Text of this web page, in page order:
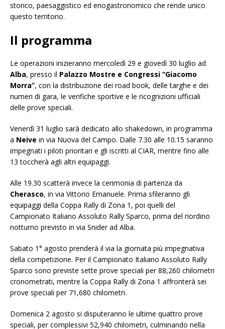
storico, paesaggistico ed enogastronomico che rende unico
questo territorio.
Il programma
Le operazioni inizieranno mercoledì 29 e giovedì 30 luglio ad
Alba, presso il Palazzo Mostre e Congressi “Giacomo
Morra”, con la distribuzione dei road book, delle targhe e dei
numeri di gara, le verifiche sportive e le ricognizioni ufficiali
delle prove speciali.
Venerdì 31 luglio sarà dedicato allo shakedown, in programma
a Neive in via Nuova del Campo. Dalle 7.30 alle 10.15 saranno
impegnati i piloti prioritari e gli iscritti al CIAR, mentre fino alle
13 toccherà agli altri equipaggi.
Alle 19.30 scatterà invece la cerimonia di partenza da
Cherasco, in via Vittorio Emanuele. Prima sfileranno gli
equipaggi della Coppa Rally di Zona 1, poi quelli del
Campionato Italiano Assoluto Rally Sparco, prima del riordino
notturno previsto in via Snider ad Alba.
Sabato 1° agosto prenderà il via la giornata più impegnativa
della competizione. Per il Campionato Italiano Assoluto Rally
Sparco sono previste sette prove speciali per 88,260 chilometri
cronometrati, mentre la Coppa Rally di Zona 1 affronterà sei
prove speciali per 71,680 chilometri.
Domenica 2 agosto si disputeranno le ultime quattro prove
speciali, per complessivi 52,940 chilometri, culminando nella